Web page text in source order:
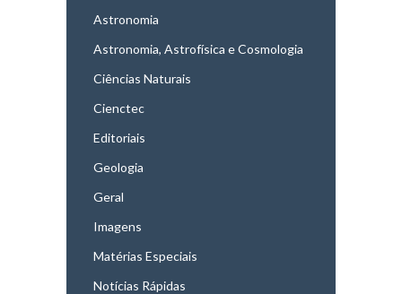
Astronomia
Astronomia, Astrofísica e Cosmologia
Ciências Naturais
Cienctec
Editoriais
Geologia
Geral
Imagens
Matérias Especiais
Notícias Rápidas